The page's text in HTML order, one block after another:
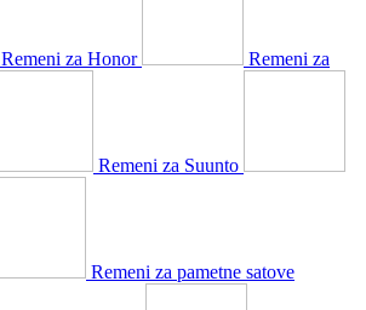
Remeni za Honor Remeni za
Remeni za Suunto
Remeni za pametne satove